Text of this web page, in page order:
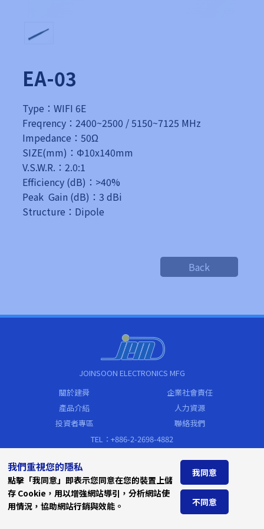
EA-03
Type：WIFI 6E
Freqrency：2400~2500 / 5150~7125 MHz
Impedance：50Ω
SIZE(mm)：Φ10x140mm
V.S.W.R.：2.0:1
Efficiency (dB)：>40%
Peak Gain (dB)：3 dBi
Structure：Dipole
Back
JOINSOON ELECTRONICS MFG
關於建舜
企業社會責任
產品介紹
人力資源
投資者專區
聯絡我們
TEL：+886-2-2698-4882
Address
新北市汐止區新台五路一段79號19樓
(遠東世界中心C棟)
我們重視您的隱私
點擊「我同意」即表示您同意在您的裝置上儲
存 Cookie，用以增強網站導引，分析網站使
用情況，協助網站行銷與效能。
我同意
不同意